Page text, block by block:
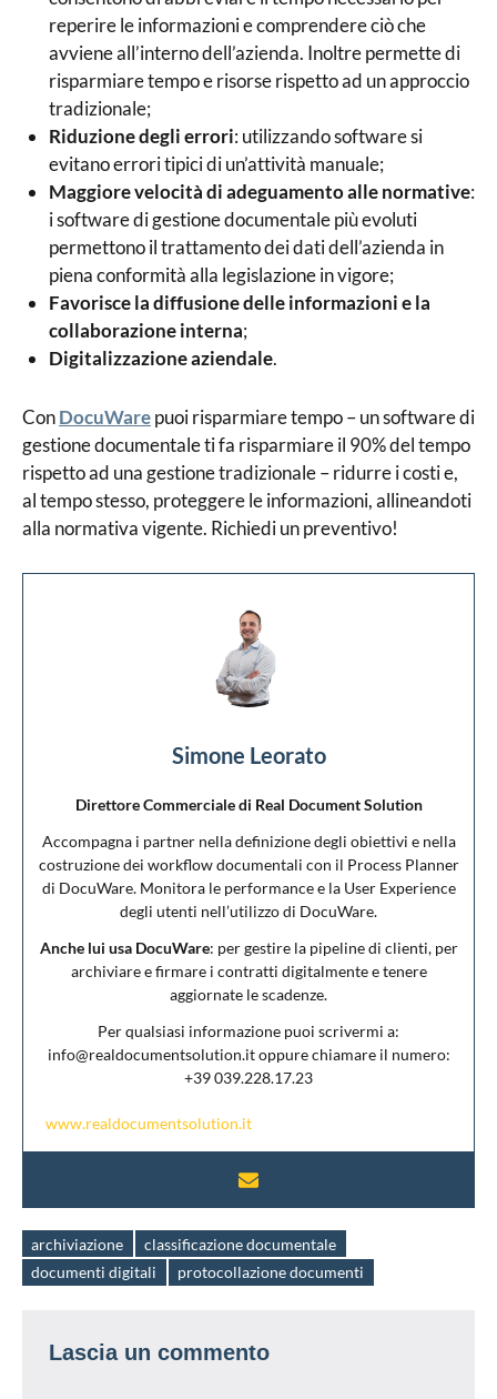
reperire le informazioni e comprendere ciò che
avviene all’interno dell’azienda. Inoltre permette di
risparmiare tempo e risorse rispetto ad un approccio
tradizionale;
Riduzione degli errori: utilizzando software si
evitano errori tipici di un’attività manuale;
Maggiore velocità di adeguamento alle normative:
i software di gestione documentale più evoluti
permettono il trattamento dei dati dell’azienda in
piena conformità alla legislazione in vigore;
Favorisce la diffusione delle informazioni e la
collaborazione interna;
Digitalizzazione aziendale.
ConDocuWarepuoi risparmiare tempo – un software di
gestione documentale ti fa risparmiare il 90% del tempo
rispetto ad una gestione tradizionale – ridurre i costi e,
al tempo stesso, proteggere le informazioni, allineandoti
alla normativa vigente. Richiedi un preventivo!
Simone Leorato
Direttore Commerciale di Real Document Solution
Accompagna i partner nella definizione degli obiettivi e nella
costruzione dei workflow documentali con il Process Planner
di DocuWare. Monitora le performance e la User Experience
degli utenti nell’utilizzo di DocuWare.
Anche lui usa DocuWare: per gestire la pipeline di clienti, per
archiviare e firmare i contratti digitalmente e tenere
aggiornate le scadenze.
Per qualsiasi informazione puoi scrivermi a:
info@realdocumentsolution.it oppure chiamare il numero:
+39 039.228.17.23
www.realdocumentsolution.it
Tag
archiviazione
classificazione documentale
documenti digitali
protocollazione documenti
Lascia un commento